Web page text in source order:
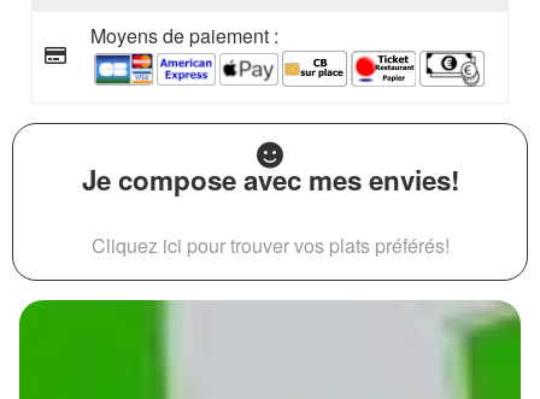
Moyens de paiement :
Je compose avec mes envies!
Cliquez ici pour trouver vos plats préférés!